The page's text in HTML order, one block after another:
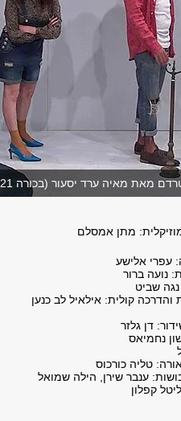
מאת מאיה ערד יסעור (בכורה 3.3.2021)
מתן אמסלם
עפרי אלישע
נועה ברור
שביט
והדרכה קולית: אילאיל לב כנען
דן גלזר
נחמיאס
טליה כורכוס
ענבר שירן, הילה שמואל
קפלון